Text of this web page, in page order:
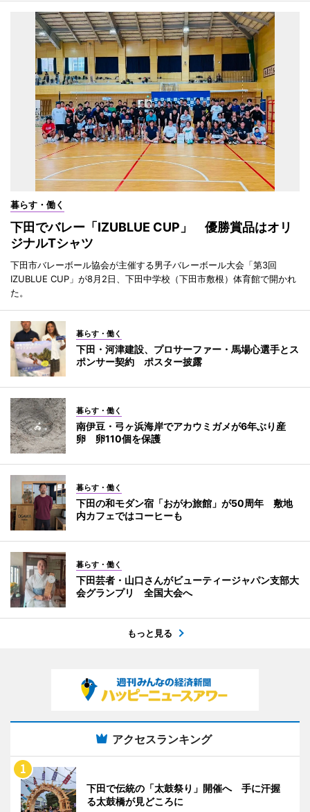
暮らす・働く
下田でバレー「IZUBLUE CUP」 優勝賞品はオリ
ジナルTシャツ
下田市バレーボール協会が主催する男子バレーボール大会「第3回
IZUBLUE CUP」が8月2日、下田中学校（下田市敷根）体育館で開かれ
た。
暮らす・働く
下田・河津建設、プロサーファー・馬場心選手とス
ポンサー契約 ポスター披露
暮らす・働く
南伊豆・弓ヶ浜海岸でアカウミガメが6年ぶり産
卵 卵110個を保護
暮らす・働く
下田の和モダン宿「おがわ旅館」が50周年 敷地
内カフェではコーヒーも
暮らす・働く
下田芸者・山口さんがビューティージャパン支部大
会グランプリ 全国大会へ
もっと見る
アクセスランキング
下田で伝統の「太鼓祭り」開催へ 手に汗握
る太鼓橋が見どころに